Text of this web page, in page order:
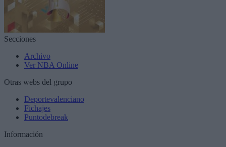
Secciones
Archivo
Ver NBA Online
Otras webs del grupo
Deportevalenciano
Fichajes
Puntodebreak
Información